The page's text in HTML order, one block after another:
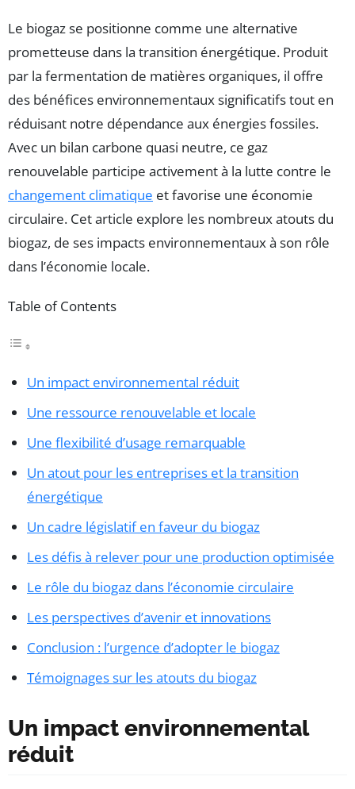
Le biogaz se positionne comme une alternative
prometteuse dans la transition énergétique. Produit
par la fermentation de matières organiques, il offre
des bénéfices environnementaux significatifs tout en
réduisant notre dépendance aux énergies fossiles.
Avec un bilan carbone quasi neutre, ce gaz
renouvelable participe activement à la lutte contre le
changement climatique et favorise une économie
circulaire. Cet article explore les nombreux atouts du
biogaz, de ses impacts environnementaux à son rôle
dans l’économie locale.
Table of Contents
Un impact environnemental réduit
Une ressource renouvelable et locale
Une flexibilité d’usage remarquable
Un atout pour les entreprises et la transition
énergétique
Un cadre législatif en faveur du biogaz
Les défis à relever pour une production optimisée
Le rôle du biogaz dans l’économie circulaire
Les perspectives d’avenir et innovations
Conclusion : l’urgence d’adopter le biogaz
Témoignages sur les atouts du biogaz
Un impact environnemental
réduit